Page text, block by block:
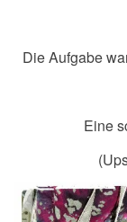
Die Aufgabe
Eine